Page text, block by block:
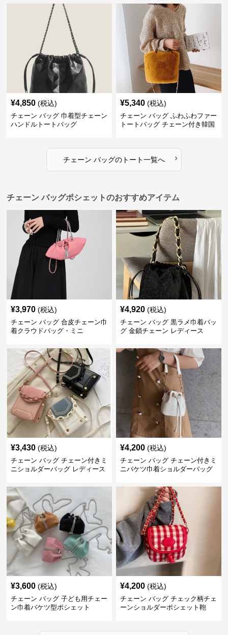
¥4,850 (税込)
チェーン バッグ 巾着型チェーン
ハンドルトートバッグ
¥5,340 (税込)
チェーン バッグ ふわふわファー
トートバッグ チェーン付き韓国
チェーン バッグのトート一覧へ ›
チェーン バッグポシェットのおすすめアイテム
¥3,970 (税込)
チェーン バッグ 合皮チェーン巾
着クラウドバッグ・ミニ
¥4,920 (税込)
チェーン バッグ 黒ラメ巾着バッ
グ 金鎖チェーン レディース
¥3,430 (税込)
チェーン バッグ チェーン付きミ
ニショルダーバッグ レディース
¥4,200 (税込)
チェーン バッグ チェーン付きミ
ニバケツ巾着ショルダーバッグ
¥3,600 (税込)
チェーン バッグ 子ども用チェー
ン巾着バケツ型ポシェット
¥4,200 (税込)
チェーン バッグ チェック柄チェ
ーンショルダーポシェット鞄